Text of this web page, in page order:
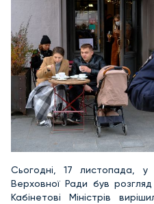
Сьогодні, 17 листопада, у
Верховної Ради був
Кабінетові Міністрів